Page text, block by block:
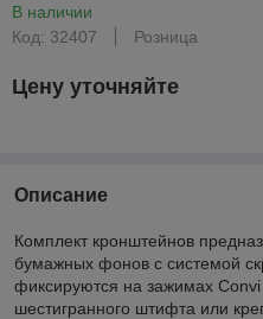
В наличии
Код: 32407
Розница
Цену уточняйте
Описание
Комплект кронштейнов
бумажных фонов с системой
фиксируются на зажимах
шестигранного штифта или